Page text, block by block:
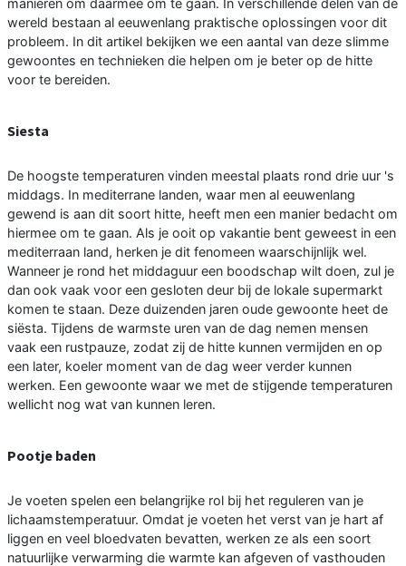
wereld bestaan al eeuwenlang praktische oplossingen voor dit
probleem. In dit artikel bekijken we een aantal van deze slimme
gewoontes en technieken die helpen om je beter op de hitte
voor te bereiden.
Siesta
De hoogste temperaturen vinden meestal plaats rond drie uur 's
middags. In mediterrane landen, waar men al eeuwenlang
gewend is aan dit soort hitte, heeft men een manier bedacht om
hiermee om te gaan. Als je ooit op vakantie bent geweest in een
mediterraan land, herken je dit fenomeen waarschijnlijk wel.
Wanneer je rond het middaguur een boodschap wilt doen, zul je
dan ook vaak voor een gesloten deur bij de lokale supermarkt
komen te staan. Deze duizenden jaren oude gewoonte heet de
siësta. Tijdens de warmste uren van de dag nemen mensen
vaak een rustpauze, zodat zij de hitte kunnen vermijden en op
een later, koeler moment van de dag weer verder kunnen
werken. Een gewoonte waar we met de stijgende temperaturen
wellicht nog wat van kunnen leren.
Pootje baden
Je voeten spelen een belangrijke rol bij het reguleren van je
lichaamstemperatuur. Omdat je voeten het verst van je hart af
liggen en veel bloedvaten bevatten, werken ze als een soort
natuurlijke verwarming die warmte kan afgeven of vasthouden